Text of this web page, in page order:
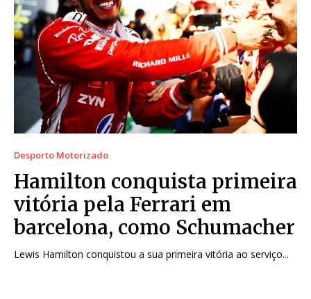
Desporto Motorizado
Hamilton conquista primeira
vitória pela Ferrari em
barcelona, como Schumacher
Lewis Hamilton conquistou a sua primeira vitória ao serviço...